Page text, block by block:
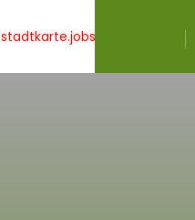
stadtkarte.jobs